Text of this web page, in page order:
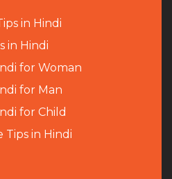
in Hindi
in Hindi
for Woman
for Man
for Child
Tips in Hindi